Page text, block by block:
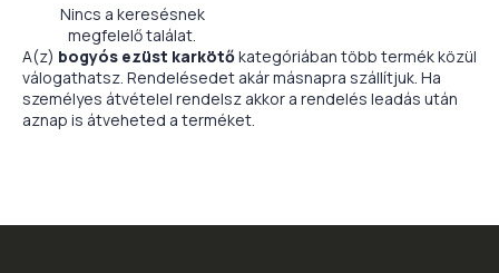
Nincs a keresésnek
megfelelő találat.
A(z) bogyós ezüst karkötőkategóriában több termék közül
válogathatsz. Rendelésedet akár másnapra szállítjuk. Ha
személyes átvételel rendelsz akkor a rendelés leadás után
aznap is átveheted a terméket.